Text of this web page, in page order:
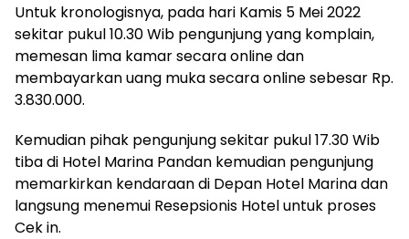
Untuk kronologisnya, pada hari Kamis 5 Mei 2022
sekitar pukul 10.30 Wib pengunjung yang komplain,
memesan lima kamar secara online dan
membayarkan uang muka secara online sebesar Rp.
3.830.000.
Kemudian pihak pengunjung sekitar pukul 17.30 Wib
tiba di Hotel Marina Pandan kemudian pengunjung
memarkirkan kendaraan di Depan Hotel Marina dan
langsung menemui Resepsionis Hotel untuk proses
Cek in.